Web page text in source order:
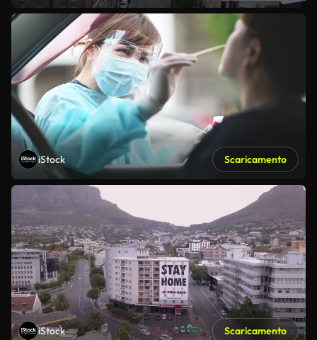
iStock Scaricamento
iStock Scaricamento